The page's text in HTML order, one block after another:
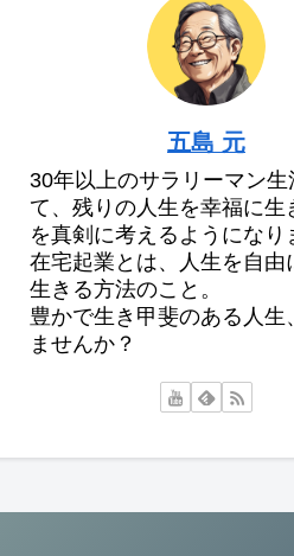
五島 元
30年以上のサラリーマン生
て、残りの人生を幸福に生
を真剣に考えるようになり
在宅起業とは、人生を自由
生きる方法のこと。
豊かで生き甲斐のある人生
ませんか？